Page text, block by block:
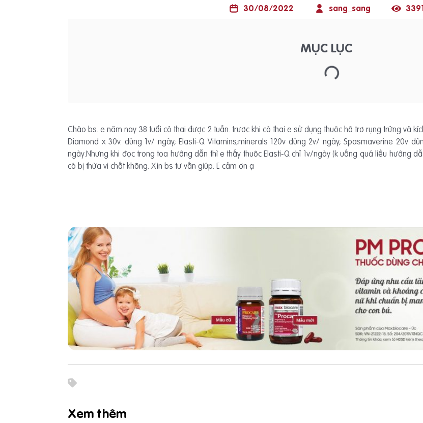
30/08/2022 sang_sang
MỤC LỤC
Chào bs. e năm nay 38 tuổi có thai được 2 tuần. trươc khi có thai e sử dụng thuôc hô trơ rụng trứng và
Diamond x 30v. dùng 1v/ ngày; Elasti-Q Vitamins;minerals 120v dùng 2v/ ngày; Spasmaverine 20v
ngày.Nhưng khi đọc trong toa hướng dẫn thì e thấy thuôc Elasti-Q chỉ 1v/ngày (k uống quá liều hướng
có bị thừa vi chất không. Xin bs tư vấn giúp. E cảm ơn ạ
Xem thêm